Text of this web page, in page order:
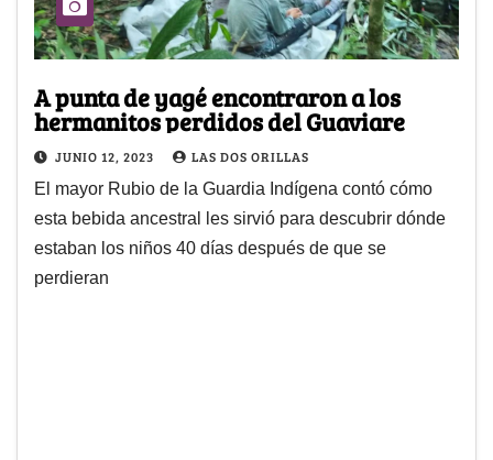
A punta de yagé encontraron a los
hermanitos perdidos del Guaviare
JUNIO 12, 2023 LAS DOS ORILLAS
El mayor Rubio de la Guardia Indígena contó cómo
esta bebida ancestral les sirvió para descubrir dónde
estaban los niños 40 días después de que se
perdieran